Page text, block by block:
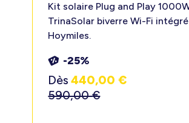
Kit solaire Plug and Play
TrinaSolar biverre Wi-Fi
Hoymiles.
-25%
Dès 440,00€
590,00€